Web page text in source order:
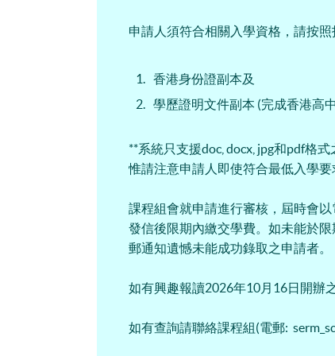
申請人須符合相關入學資格，請按
香港身份證副本及
學歷證明文件副本 (完成香港高
**系統只支援doc, docx, jpg和pdf格
惟請注意申請人即使符合最低入學
課程組會就申請進行審核，屆時會
發信後限期內繳交學費。如未能於
郵通知遺憾未能成功錄取之申請者。
如有興趣報讀2026年10月16日開辦
如有查詢請聯絡課程組(電郵: